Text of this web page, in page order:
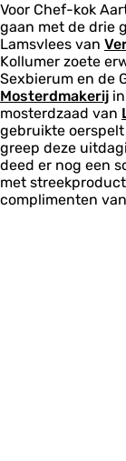
Voor Chef-kok
gaan met de drie
Lamsvlees van
Kollumer zoete
Sexbierum en de
Mosterdmakerij
mosterdzaad van
gebruikte
greep deze
deed er nog een
met
complimenten